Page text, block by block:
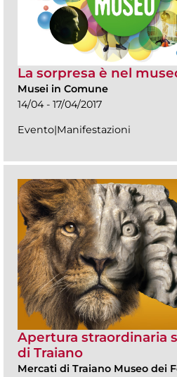
La sorpresa è nel
Musei in Comune
14/04 - 17/04/2017
Evento|Manifestazioni
Apertura straordinaria
di Traiano
Mercati di Traiano Museo dei